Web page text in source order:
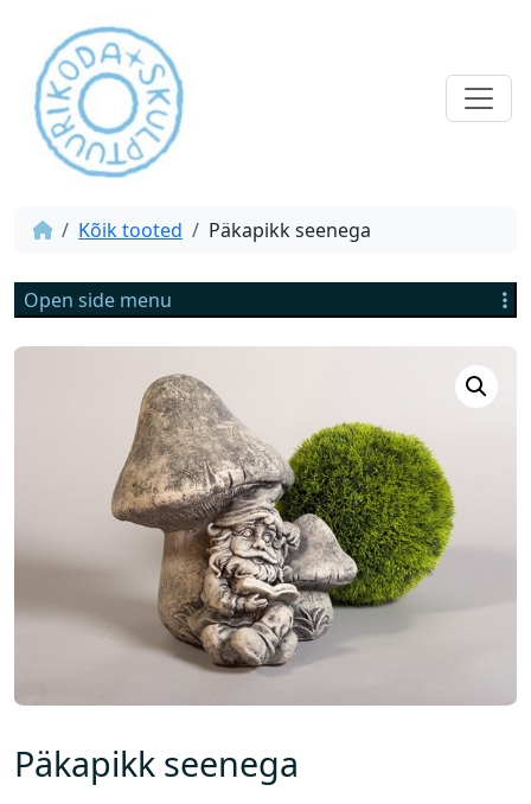
Kõik tooted Päkapikk seenega
Open side menu
Päkapikk seenega